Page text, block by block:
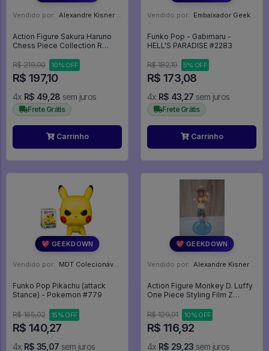
Vendido por: Alexandre Kisner - PR
Action Figure Sakura Haruno
Chess Piece Collection R
- Naruto Shippuden
R$ 219,00 10% OFF
R$ 197,10
4x R$ 49,28 sem juros
Frete Grátis
Carrinho
Vendido por: Embaixador Geek - SP
Funko Pop - Gabimaru -
HELL'S PARADISE #2283
R$ 182,19 5% OFF
R$ 173,08
4x R$ 43,27 sem juros
Frete Grátis
Carrinho
💖 GEEKDOWN
Vendido por: MDT Colecionáveis - DF
Funko Pop Pikachu (attack
Stance) - Pokemon #779
R$ 165,02 15% OFF
R$ 140,27
4x R$ 35,07 sem juros
💖 GEEKDOWN
Vendido por: Alexandre Kisner - PR
Action Figure Monkey D. Luffy
One Piece Styling Film Z
R$ 129,91
10% OFF
R$ 116,92
4x R$ 29,23 sem juros